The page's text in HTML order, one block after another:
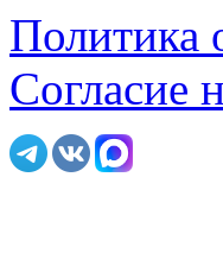
Политика
Согласие